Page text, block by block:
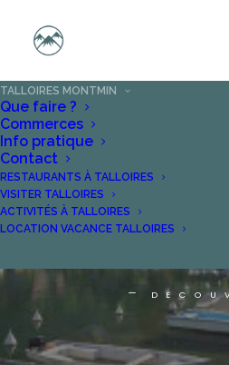
TALLOIRES MONTMIN
Que faire ?
Commerces
Info pratique
Contact
RESTAURANTS À TALLOIRES
VISITER TALLOIRES
ACTIVITÉS À TALLOIRES
LOCATION VACANCE TALLOIRES
TALLOIRES